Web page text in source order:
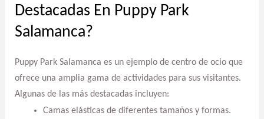
Destacadas En Puppy Park
Salamanca?
Puppy Park Salamanca es un ejemplo de centro de ocio que
ofrece una amplia gama de actividades para sus visitantes.
Algunas de las más destacadas incluyen:
Camas elásticas de diferentes tamaños y formas.